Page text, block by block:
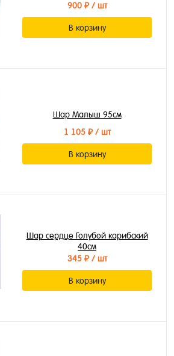
900 ₽/ шт
В корзину
Шар Малыш 95см
1 105 ₽/ шт
В корзину
Шар сердце Голубой карибский
40см
345 ₽/ шт
В корзину